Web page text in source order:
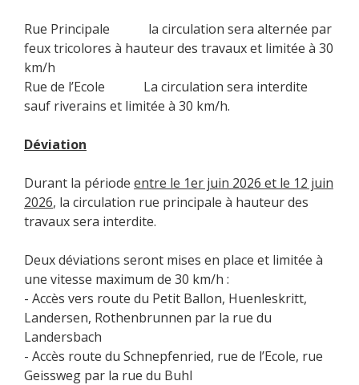
Rue Principale la circulation sera alternée par
feux tricolores à hauteur des travaux et limitée à 30
km/h
Rue de l’Ecole La circulation sera interdite
sauf riverains et limitée à 30 km/h.
Déviation
Durant la période entre le 1er juin 2026 et le 12 juin
2026, la circulation rue principale à hauteur des
travaux sera interdite.
Deux déviations seront mises en place et limitée à
une vitesse maximum de 30 km/h :
- Accès vers route du Petit Ballon, Huenleskritt,
Landersen, Rothenbrunnen par la rue du
Landersbach
- Accès route du Schnepfenried, rue de l’Ecole, rue
Geissweg par la rue du Buhl